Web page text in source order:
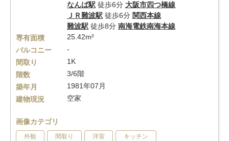
なんば駅 徒歩6分 大阪市四つ橋線
ＪＲ難波駅 徒歩6分 関西本線
難波駅 徒歩8分 南海電鉄南海本線
専有面積
25.42m²
バルコニー
-
間取り
1K
階数
3/6階
築年月
1981年07月
建物現況
空家
画像カテゴリ
外観 間取り 洋室 キッチン